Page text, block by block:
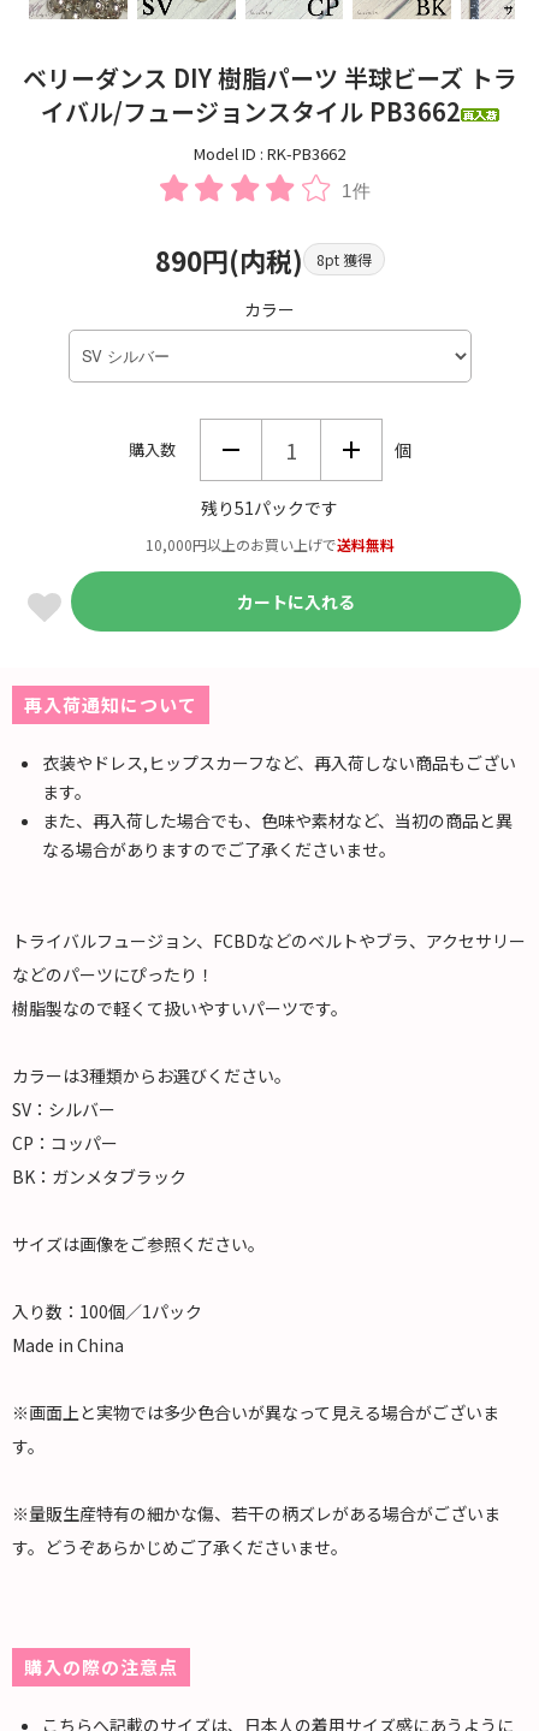
ベリーダンス DIY 樹脂パーツ 半球ビーズ トラ
イバル/フュージョンスタイル PB3662
Model ID : RK-PB3662
1件
890円(内税) 8pt 獲得
カラー
購入数 個
残り51パックです
10,000円以上のお買い上げで送料無料
カートに入れる
再入荷通知について
衣装やドレス,ヒップスカーフなど、再入荷しない商品もござい
ます。
また、再入荷した場合でも、色味や素材など、当初の商品と異
なる場合がありますのでご了承くださいませ。
トライバルフュージョン、FCBDなどのベルトやブラ、アクセサリー
などのパーツにぴったり！
樹脂製なので軽くて扱いやすいパーツです。
カラーは3種類からお選びください。
SV：シルバー
CP：コッパー
BK：ガンメタブラック
サイズは画像をご参照ください。
入り数：100個／1パック
Made in China
※画面上と実物では多少色合いが異なって見える場合がございま
す。
※量販生産特有の細かな傷、若干の柄ズレがある場合がございま
す。どうぞあらかじめご了承くださいませ。
購入の際の注意点
こちらへ記載のサイズは、日本人の着用サイズ感にあうように